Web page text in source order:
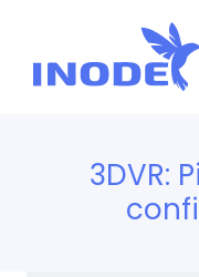
contenuto
3DVR: